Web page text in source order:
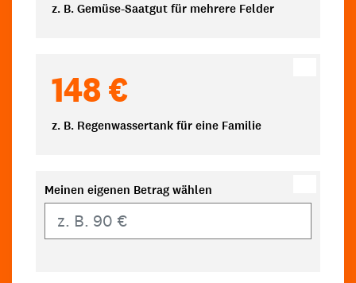
z. B. Gemüse-Saatgut für mehrere Felder
148 €
z. B. Regenwassertank für eine Familie
Meinen eigenen Betrag wählen